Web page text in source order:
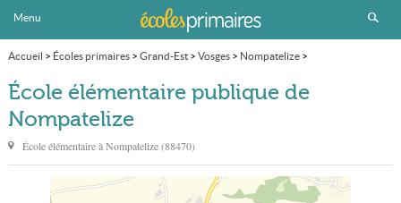
Menu
Accueil > Écoles primaires> Grand-Est> Vosges> Nompatelize>
École élémentaire publique
École élémentaire publique de
Nompatelize
École élémentaire àNompatelize(88470)